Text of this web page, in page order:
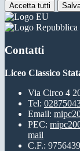
Accetta tutti
Contatti
Liceo Classico
Via Circo 4
Tel:
Email:
PEC:
mail
C.F.: